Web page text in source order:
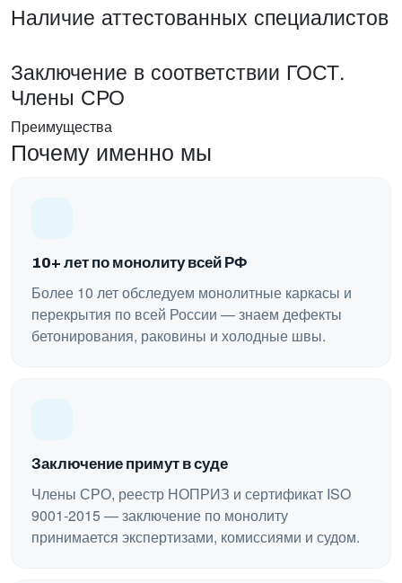
Наличие аттестованных специалистов
Заключение в соответствии ГОСТ.
Члены СРО
Преимущества
Почему именно мы
10+ лет по монолиту всей РФ
Более 10 лет обследуем монолитные каркасы и
перекрытия по всей России — знаем дефекты
бетонирования, раковины и холодные швы.
Заключение примут в суде
Члены СРО, реестр НОПРИЗ и сертификат ISO
9001-2015 — заключение по монолиту
принимается экспертизами, комиссиями и судом.